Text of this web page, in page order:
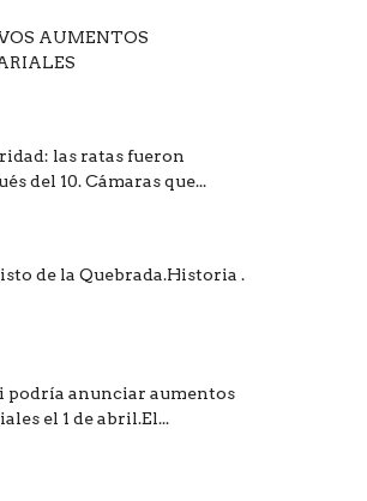
AUMENTOS
las ratas fueron
del 10. Cámaras que...
de la Quebrada.Historia .
podría anunciar aumentos
el 1 de abril.El...